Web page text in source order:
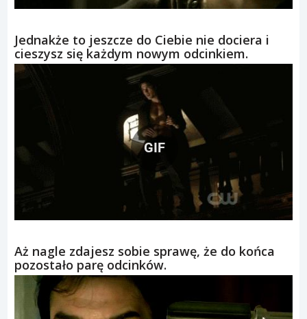
Jednakże to jeszcze do Ciebie nie dociera i
cieszysz się każdym nowym odcinkiem.
GIF
Aż nagle zdajesz sobie sprawę, że do końca
pozostało parę odcinków.